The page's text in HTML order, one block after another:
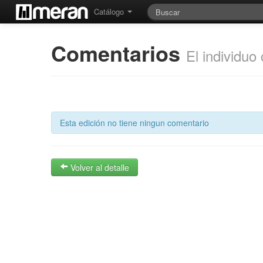
Catálogo
Comentarios El individuo
Esta edición no tiene ningun comentario
Volver al detalle